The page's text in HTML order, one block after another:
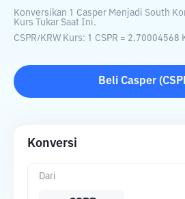
Konversikan 1 Casper Menjadi South
Kurs Tukar Saat Ini.
CSPR/KRW Kurs: 1 CSPR = 2.70004568
Beli Casper (
Konversi
Dari